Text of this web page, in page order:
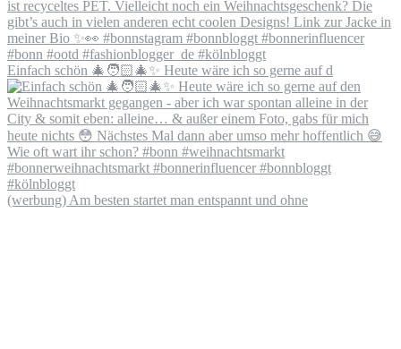
Einfach schön 🎄🧑🏻‍🎄✨ Heute wäre ich so gerne auf d
(werbung) Am besten startet man entspannt und ohne